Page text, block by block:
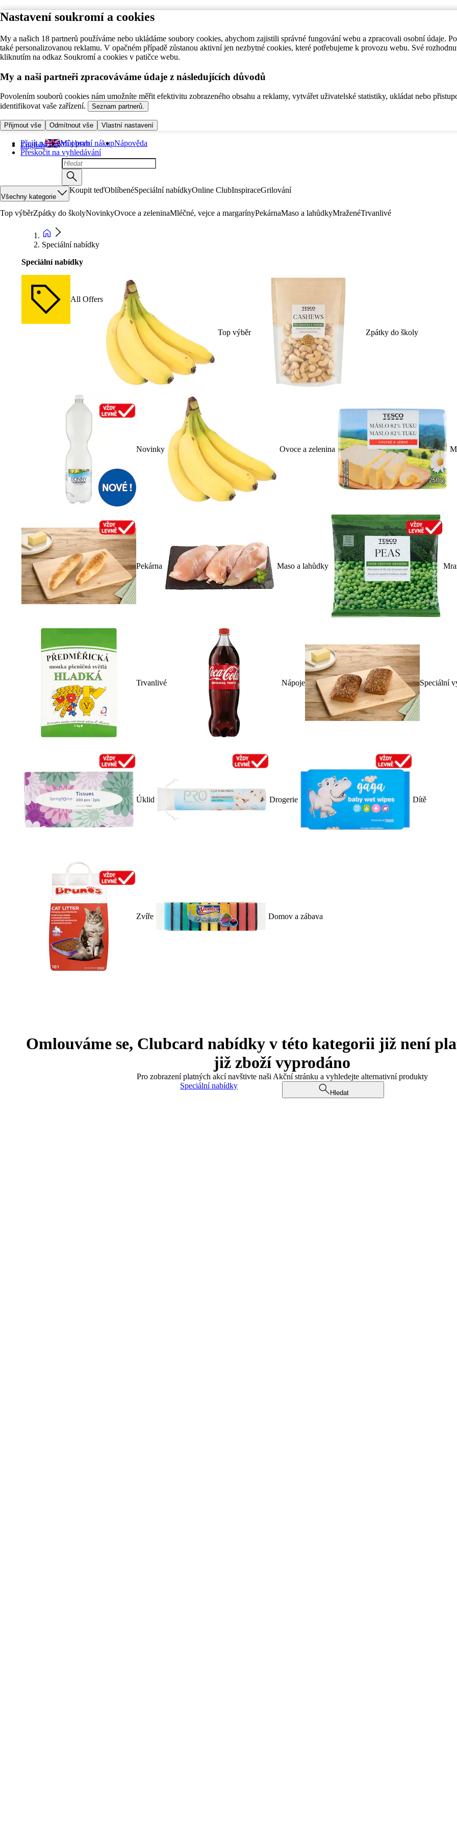
Nastavení soukromí a cookies
My a našich 18 partnerů používáme nebo ukládáme soubory cookies, abychom zajistili správné fungování webu a zpracovali osobní údaje.
také personalizovanou reklamu. V opačném případě zůstanou aktivní jen nezbytné cookies, které potřebujeme k provozu webu. Své
kliknutím na odkaz Soukromí a cookies v patičce webu.
My a naši partneři zpracováváme údaje z následujících důvodů
Povolením souborů cookies nám umožníte měřit efektivitu zobrazeného obsahu a reklamy, vytvářet uživatelské statistiky, ukládat nebo
identifikovat vaše zařízení.
Seznam partnerů.
Přijmout vše Odmítnout vše Vlastní nastavení
Přejít na hlavní obsah
Přeskočit na vyhledávání
English Můj první nákupNápověda
Všechny kategorie
Koupit teďOblíbenéSpeciální nabídkyOnline ClubInspiraceGrilování
Top výběrZpátky do školyNovinkyOvoce a zeleninaMléčné, vejce a margarínyPekárnaMaso a lahůdkyMraženéTrvanlivé
Speciální nabídky
Speciální nabídky
All Offers
Top výběr Zpátky do školy
Novinky Ovoce a zelenina
Pekárna Maso a lahůdky
Trvanlivé Nápoje Speciální
Úklid Drogerie Dítě
Zvíře Domov a zábava
Omlouváme se, Clubcard nabídky v této kategorii již není
již zboží vyprodáno
Pro zobrazení platných akcí navštivte naši Akční stránku a vyhledejte alternativní produkty
Speciální nabídky
Hledat